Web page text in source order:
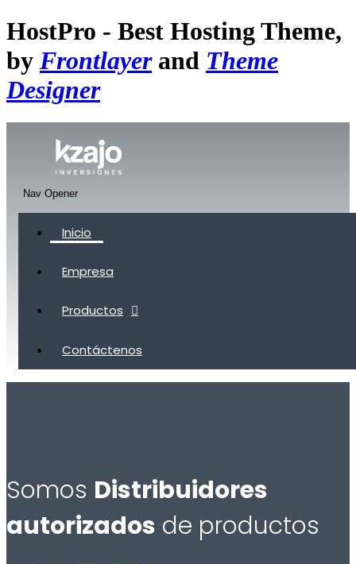
HostPro - Best Hosting Theme,
by Frontlayerand Theme
Designer
Nav Opener
Inicio
Empresa
Productos
Contáctenos
Somos Distribuidores
autorizados de productos